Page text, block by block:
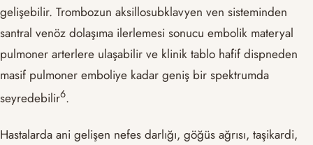
gelişebilir. Trombozun aksillosubklavyen ven sisteminden
santral venöz dolaşıma ilerlemesi sonucu embolik materyal
pulmoner arterlere ulaşabilir ve klinik tablo hafif dispneden
masif pulmoner emboliye kadar geniş bir spektrumda
seyredebilir​6​.
Hastalarda ani gelişen nefes darlığı, göğüs ağrısı, taşikardi,